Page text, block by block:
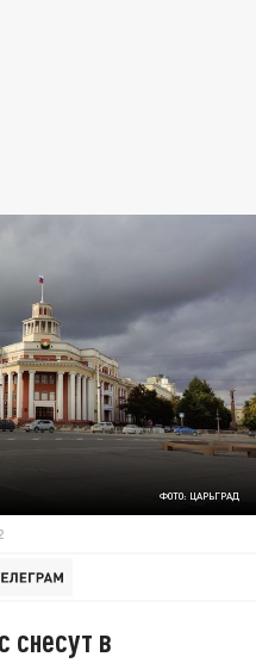
ФОТО: ЦАРЬГРАД
снесут в